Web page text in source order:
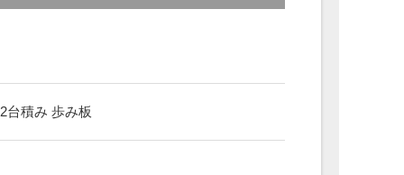
台積み 歩み板